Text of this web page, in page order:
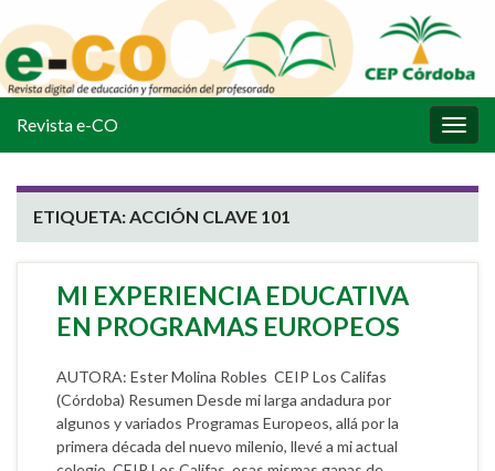
la
Revista e-CO
ETIQUETA: ACCIÓN CLAVE 101
MI EXPERIENCIA EDUCATIVA
EN PROGRAMAS EUROPEOS
AUTORA: Ester Molina Robles CEIP Los Califas
(Córdoba) Resumen Desde mi larga andadura por
algunos y variados Programas Europeos, allá por la
primera década del nuevo milenio, llevé a mi actual